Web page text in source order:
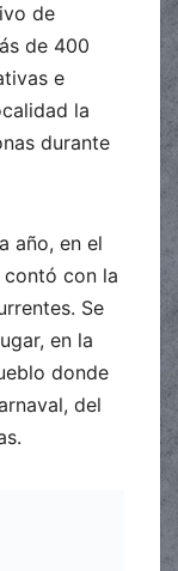
de
de 400
e
la
durante
año, en el
contó con la
Se
en la
donde
del